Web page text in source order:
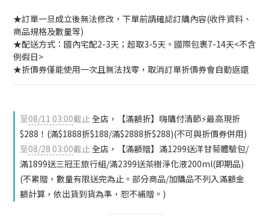
★訂單一旦成立後無法修改，下單前請確認訂購內容(收件資料、
商品規格及數量等)
★配送方式：國內宅配2-3天；超取3-5天。國際包裹7-14天<不含
例假日>
★折價券僅能使用一次且無法找零，取消訂單折價券會自動返還
至08/11 03:00截止全店，【滿額折】嗨購付清節⚡最高現折
$288！(滿$1888折$188/滿$2888折$288)(不可與折價券併用)
至08/28 03:00截止全店，【滿額贈】滿1299送洋甘菊體驗包/
滿1899送三冠王旅行組/滿2399送茶樹淨化液200ml(即期品)
(不累贈，數量有限送完為止。部分商品/加購品不列入滿額金
額計算，依出貨到貨為準，恕不補贈。)